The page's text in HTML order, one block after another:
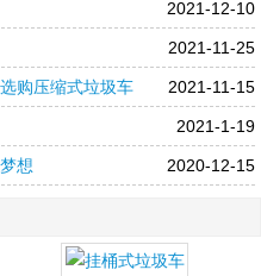
2021-12-10
2021-11-25
2021-11-15
购压缩式垃圾车
2021-1-19
2020-12-15
想